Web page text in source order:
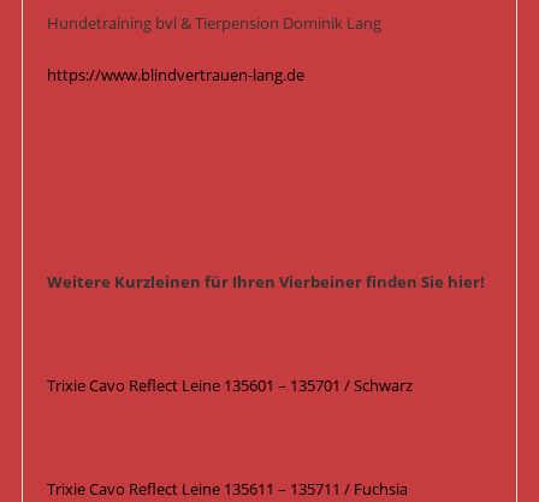
Hundetraining bvl & Tierpension Dominik Lang
https://www.blindvertrauen-lang.de
Weitere Kurzleinen für Ihren Vierbeiner finden Sie hier!
Trixie Cavo Reflect Leine 135601 – 135701 / Schwarz
Trixie Cavo Reflect Leine 135611 – 135711 / Fuchsia